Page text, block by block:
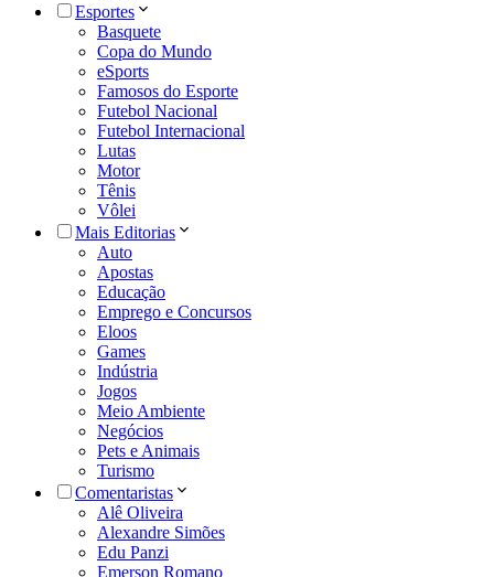
Esportes
Basquete
Copa do Mundo
eSports
Famosos do Esporte
Futebol Nacional
Futebol Internacional
Lutas
Motor
Tênis
Vôlei
Mais Editorias
Auto
Apostas
Educação
Emprego e Concursos
Eloos
Games
Indústria
Jogos
Meio Ambiente
Negócios
Pets e Animais
Turismo
Comentaristas
Alê Oliveira
Alexandre Simões
Edu Panzi
Emerson Romano